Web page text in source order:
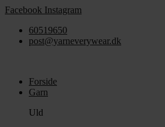
Videre
indhold
Facebook Instagram
60519650
post@yarneverywear.dk
Forside
Garn
Uld